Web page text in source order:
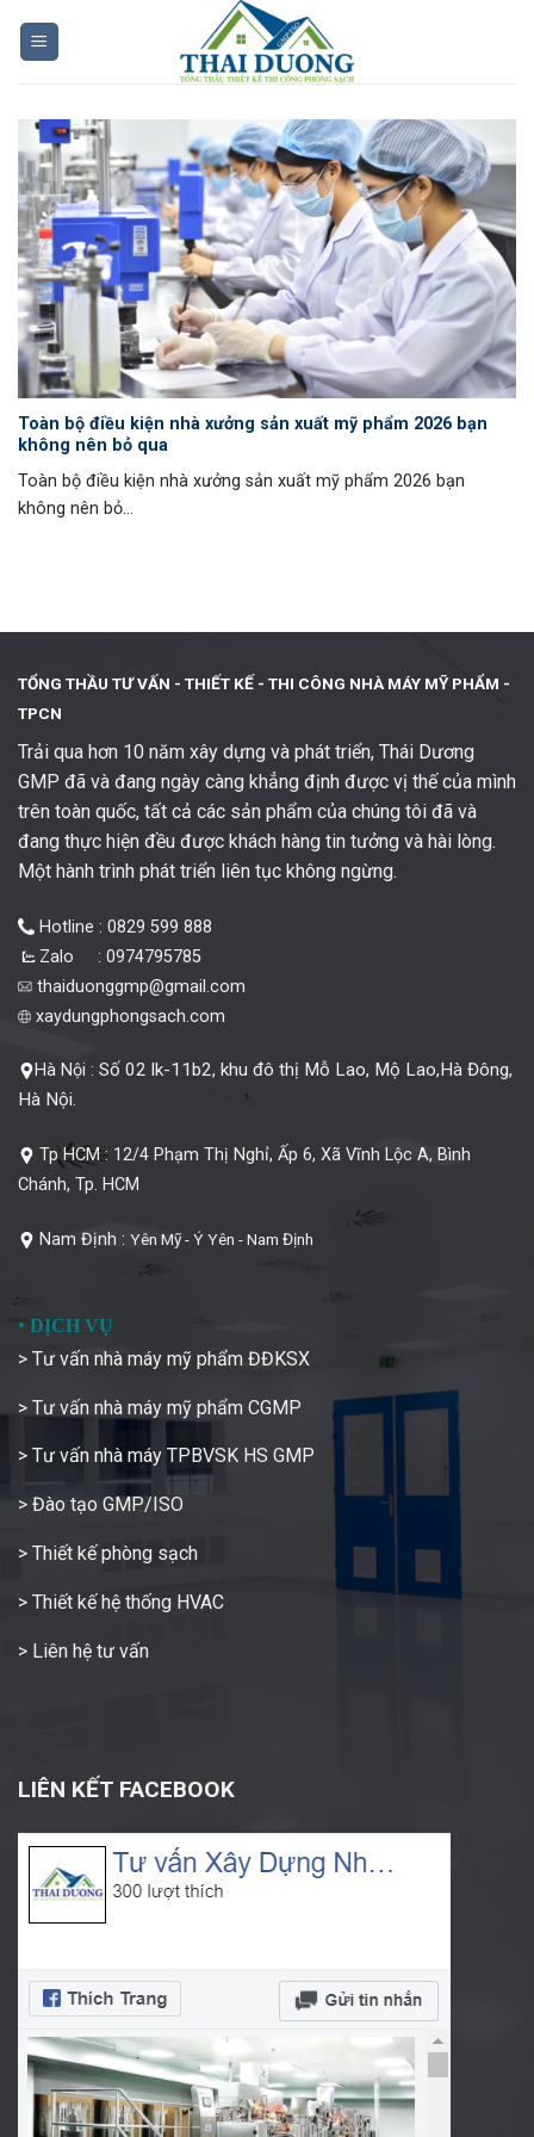
Toàn bộ điều kiện nhà xưởng sản xuất mỹ phẩm 2026 bạn
không nên bỏ qua
Toàn bộ điều kiện nhà xưởng sản xuất mỹ phẩm 2026 bạn
không nên bỏ...
TỔNG THẦU TƯ VẤN - THIẾT KẾ - THI CÔNG NHÀ MÁY MỸ PHẨM -
TPCN
Trải qua hơn 10 năm xây dựng và phát triển, Thái Dương
GMP đã và đang ngày càng khẳng định được vị thế của mình
trên toàn quốc, tất cả các sản phẩm của chúng tôi đã và
đang thực hiện đều được khách hàng tin tưởng và hài lòng.
Một hành trình phát triển liên tục không ngừng.
Hotline : 0829 599 888
Zalo : 0974795785
thaiduonggmp@gmail.com
xaydungphongsach.com
Hà Nội : Số 02 lk-11b2, khu đô thị Mỗ Lao, Mộ Lao,Hà Đông,
Hà Nội.
Tp HCM : 12/4 Phạm Thị Nghỉ, Ấp 6, Xã Vĩnh Lộc A, Bình
Chánh, Tp. HCM
Nam Định : Yên Mỹ - Ý Yên - Nam Định
• DỊCH VỤ
> Tư vấn nhà máy mỹ phẩm ĐĐKSX
> Tư vấn nhà máy mỹ phẩm CGMP
> Tư vấn nhà máy TPBVSK HS GMP
> Đào tạo GMP/ISO
> Thiết kế phòng sạch
> Thiết kế hệ thống HVAC
> Liên hệ tư vấn
LIÊN KẾT FACEBOOK